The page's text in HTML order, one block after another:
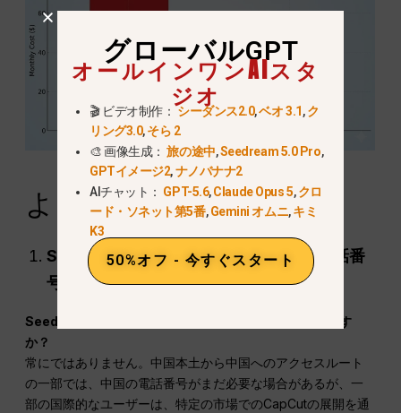
よくある質問
Seedance 2.0を利用するには中国の電話番
号が必要ですか？
Seedance 2.0を利用するには中国の電話番号が必要です
か？
常にではありません。中国本土から中国へのアクセスルート
の一部では、中国の電話番号がまだ必要な場合があるが、一
部の国際的なユーザーは、特定の市場でのCapCutの展開を通
グローバルGPT
オールインワンAIスタ
ジオ
🎬 ビデオ制作：シーダンス2.0,ベオ 3.1,ク
リング3.0,そら 2
🎨 画像生成：旅の途中,Seedream 5.0 Pro,
GPTイメージ2,ナノバナナ2
AIチャット： GPT-5.6,Claude Opus 5,クロ
ード・ソネット第5番,Gemini オムニ,キミ
K3
50%オフ - 今すぐスタート